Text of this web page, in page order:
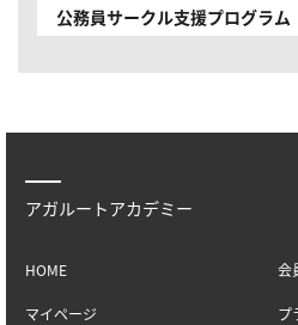
公務員サークル支援プログラム
アガルートアカデミー
HOME
マイページ
会
プ